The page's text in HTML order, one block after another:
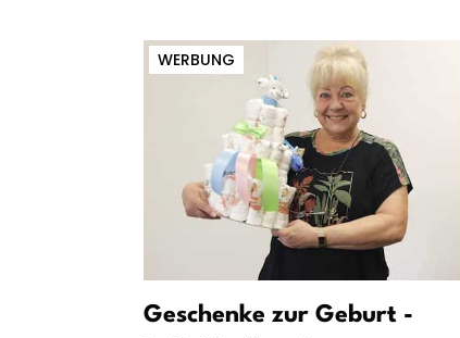
WERBUNG
Geschenke zur Geburt -